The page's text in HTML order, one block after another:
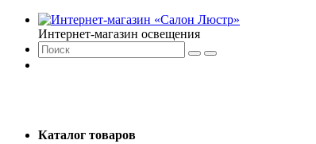
Интернет-магазин освещения
Каталог товаров